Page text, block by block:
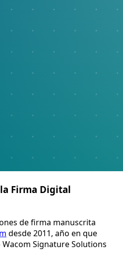
Firma Digital
de firma manuscrita
desde 2011, año en que
Signature Solutions